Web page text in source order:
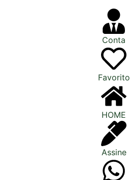
Conta
Favorito
HOME
Assine